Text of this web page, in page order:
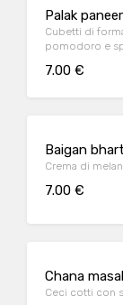
Palak paneer
Cubetti di
pomodoro e
7.00 €
Baigan
Crema di
7.00 €
Chana
Ceci cotti con